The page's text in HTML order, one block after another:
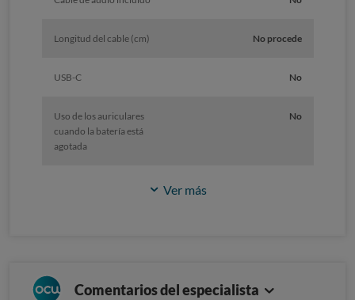
Longitud del cable (cm) No procede
USB-C No
Uso de los auriculares
cuando la batería está
agotada
No
Ver más
Comentarios del especialista